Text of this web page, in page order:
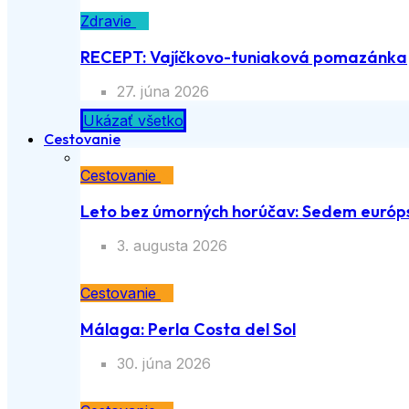
Zdravie
RECEPT: Vajíčkovo-tuniaková pomazánka
27. júna 2026
Ukázať všetko
Cestovanie
Cestovanie
Leto bez úmorných horúčav: Sedem
3. augusta 2026
Cestovanie
Málaga: Perla Costa del Sol
30. júna 2026